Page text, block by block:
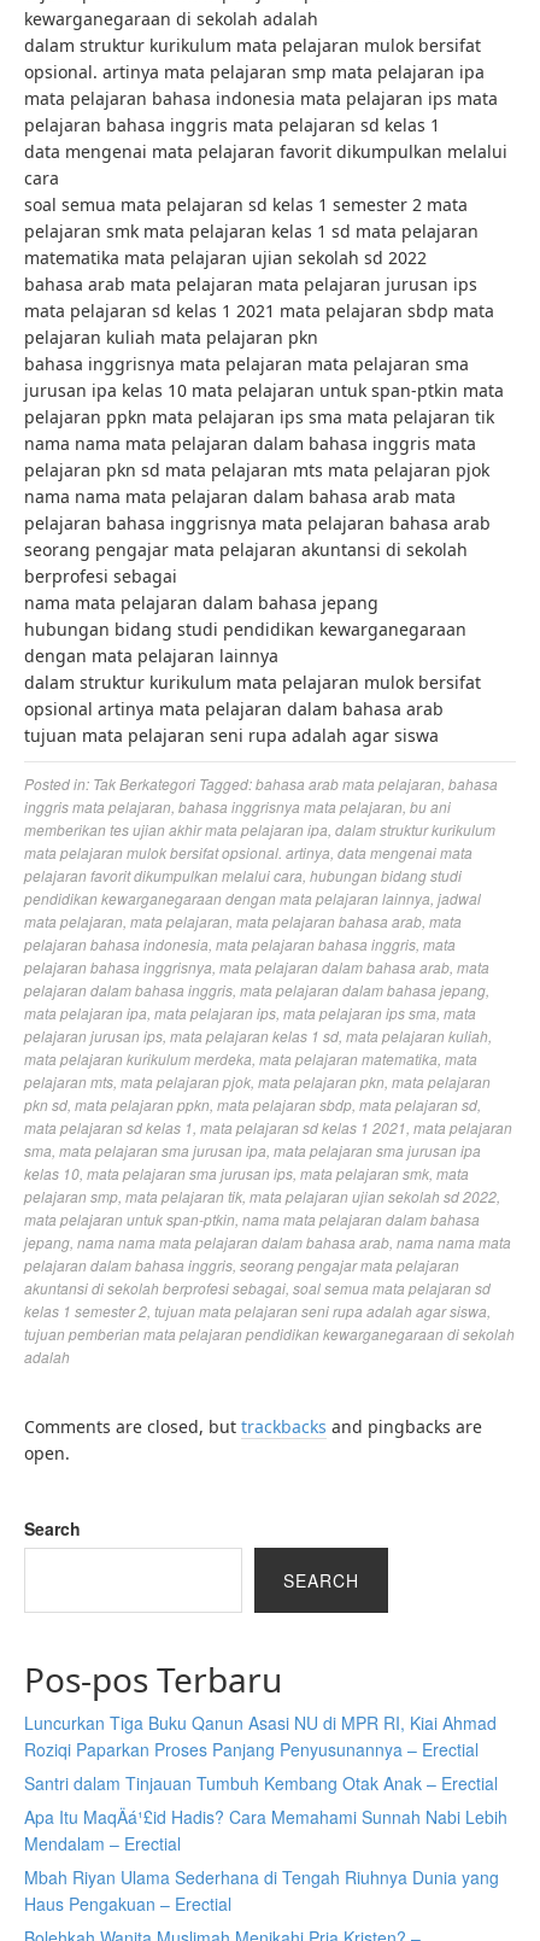
kewarganegaraan di sekolah adalah
dalam struktur kurikulum mata pelajaran mulok bersifat
opsional. artinya mata pelajaran smp mata pelajaran ipa
mata pelajaran bahasa indonesia mata pelajaran ips mata
pelajaran bahasa inggris mata pelajaran sd kelas 1
data mengenai mata pelajaran favorit dikumpulkan melalui
cara
soal semua mata pelajaran sd kelas 1 semester 2 mata
pelajaran smk mata pelajaran kelas 1 sd mata pelajaran
matematika mata pelajaran ujian sekolah sd 2022
bahasa arab mata pelajaran mata pelajaran jurusan ips
mata pelajaran sd kelas 1 2021 mata pelajaran sbdp mata
pelajaran kuliah mata pelajaran pkn
bahasa inggrisnya mata pelajaran mata pelajaran sma
jurusan ipa kelas 10 mata pelajaran untuk span-ptkin mata
pelajaran ppkn mata pelajaran ips sma mata pelajaran tik
nama nama mata pelajaran dalam bahasa inggris mata
pelajaran pkn sd mata pelajaran mts mata pelajaran pjok
nama nama mata pelajaran dalam bahasa arab mata
pelajaran bahasa inggrisnya mata pelajaran bahasa arab
seorang pengajar mata pelajaran akuntansi di sekolah
berprofesi sebagai
nama mata pelajaran dalam bahasa jepang
hubungan bidang studi pendidikan kewarganegaraan
dengan mata pelajaran lainnya
dalam struktur kurikulum mata pelajaran mulok bersifat
opsional artinya mata pelajaran dalam bahasa arab
tujuan mata pelajaran seni rupa adalah agar siswa
Posted in: Tak Berkategori Tagged:bahasa arab mata pelajaran bahasa
inggris mata pelajaran bahasa inggrisnya mata pelajaran bu ani
memberikan tes ujian akhir mata pelajaran ipa dalam struktur kurikulum
mata pelajaran mulok bersifat opsional. artinya data mengenai mata
pelajaran favorit dikumpulkan melalui cara hubungan bidang studi
pendidikan kewarganegaraan dengan mata pelajaran lainnya jadwal
mata pelajaran mata pelajaran mata pelajaran bahasa arab mata
pelajaran bahasa indonesia mata pelajaran bahasa inggris mata
pelajaran bahasa inggrisnya mata pelajaran dalam bahasa arab mata
pelajaran dalam bahasa inggris mata pelajaran dalam bahasa jepang
mata pelajaran ipa mata pelajaran ips mata pelajaran ips sma mata
pelajaran jurusan ips mata pelajaran kelas 1 sd mata pelajaran kuliah
mata pelajaran kurikulum merdeka mata pelajaran matematika mata
pelajaran mts mata pelajaran pjok mata pelajaran pkn mata pelajaran
pkn sd mata pelajaran ppkn mata pelajaran sbdp mata pelajaran sd
mata pelajaran sd kelas 1 mata pelajaran sd kelas 1 2021 mata pelajaran
sma mata pelajaran sma jurusan ipa mata pelajaran sma jurusan ipa
kelas 10 mata pelajaran sma jurusan ips mata pelajaran smk mata
pelajaran smp mata pelajaran tik mata pelajaran ujian sekolah sd 2022
mata pelajaran untuk span-ptkin nama mata pelajaran dalam bahasa
jepang nama nama mata pelajaran dalam bahasa arab nama nama mata
pelajaran dalam bahasa inggris seorang pengajar mata pelajaran
akuntansi di sekolah berprofesi sebagai soal semua mata pelajaran sd
kelas 1 semester 2 tujuan mata pelajaran seni rupa adalah agar siswa
tujuan pemberian mata pelajaran pendidikan kewarganegaraan di sekolah
adalah
Comments are closed, but trackbacks and pingbacks are
open.
Search
SEARCH
Pos-pos Terbaru
Luncurkan Tiga Buku Qanun Asasi NU di MPR RI, Kiai Ahmad
Roziqi Paparkan Proses Panjang Penyusunannya – Erectial
Santri dalam Tinjauan Tumbuh Kembang Otak Anak – Erectial
Apa Itu MaqÄá¹£id Hadis? Cara Memahami Sunnah Nabi Lebih
Mendalam – Erectial
Mbah Riyan Ulama Sederhana di Tengah Riuhnya Dunia yang
Haus Pengakuan – Erectial